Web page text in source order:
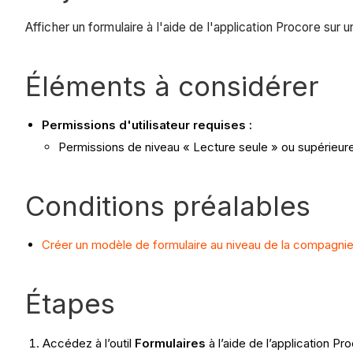
Afficher un formulaire à l'aide de l'application Procore sur
Éléments à considérer
Permissions d'utilisateur requises :
Permissions de niveau « Lecture seule » ou
Conditions préalables
Créer un modèle de formulaire au niveau de la compagnie
Étapes
Accédez à l’outil Formulaires à l’aide de l’application